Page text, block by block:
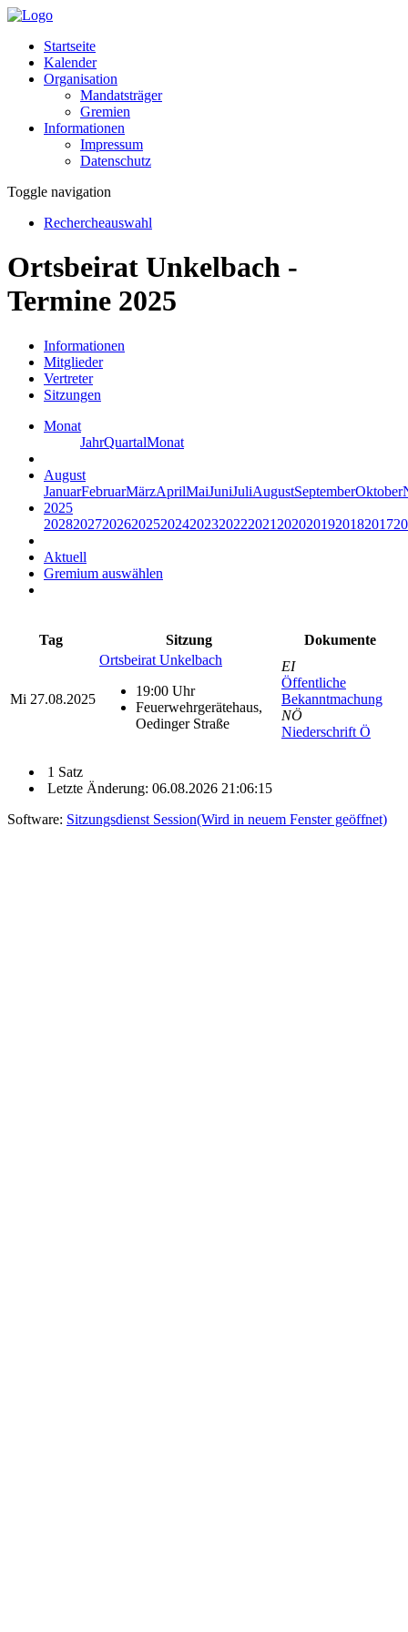
Startseite
Kalender
Organisation
Mandatsträger
Gremien
Informationen
Impressum
Datenschutz
Toggle navigation
Rechercheauswahl
Ortsbeirat Unkelbach -
Termine 2025
Informationen
Mitglieder
Vertreter
Sitzungen
Monat
JahrQuartalMonat
August
JanuarFebruarMärzAprilMaiJuniJuliAugustSeptemberOktober
2025
20282027202620252024202320222021 2020201920182017
Aktuell
Gremium auswählen
Tag Sitzung Dokumente
Mi 27.08.2025
Ortsbeirat Unkelbach
19:00 Uhr
Feuerwehrgerätehaus,
Oedinger Straße
EI
Öffentliche
Bekanntmachung
NÖ
Niederschrift Ö
1 Satz
Letzte Änderung: 06.08.2026 21:06:15
Software: Sitzungsdienst Session(Wird in neuem Fenster geöffnet)